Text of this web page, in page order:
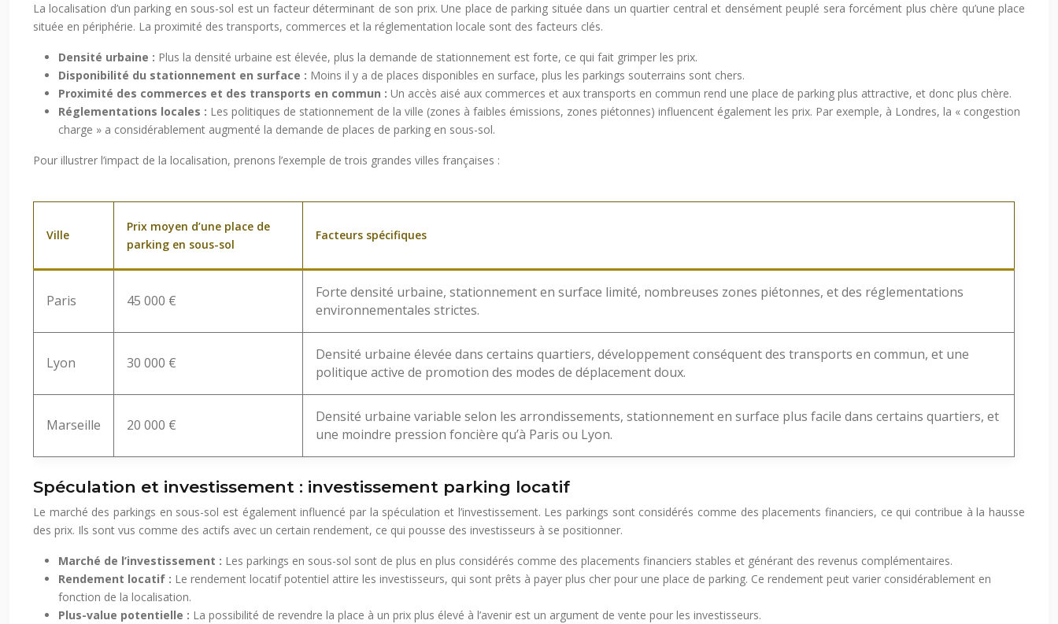
La localisation d’un parking en sous-sol est un facteur déterminant de son prix. Une place de parking située dans un quartier central et densément peuplé sera forcément plus chère qu’une place
située en périphérie. La proximité des transports, commerces et la réglementation locale sont des facteurs clés.
Densité urbaine : Plus la densité urbaine est élevée, plus la demande de stationnement est forte, ce qui fait grimper les prix.
Disponibilité du stationnement en surface : Moins il y a de places disponibles en surface, plus les parkings souterrains sont chers.
Proximité des commerces et des transports en commun : Un accès aisé aux commerces et aux transports en commun rend une place de parking plus attractive, et donc plus chère.
Réglementations locales : Les politiques de stationnement de la ville (zones à faibles émissions, zones piétonnes) influencent également les prix. Par exemple, à Londres, la « congestion
charge » a considérablement augmenté la demande de places de parking en sous-sol.
Pour illustrer l’impact de la localisation, prenons l’exemple de trois grandes villes françaises :
Ville
Prix moyen d’une place de
parking en sous-sol
Facteurs spécifiques
Paris 45 000 €
Forte densité urbaine, stationnement en surface limité, nombreuses zones piétonnes, et des réglementations
environnementales strictes.
Lyon 30 000 €
Densité urbaine élevée dans certains quartiers, développement conséquent des transports en commun, et une
politique active de promotion des modes de déplacement doux.
Marseille 20 000 €
Densité urbaine variable selon les arrondissements, stationnement en surface plus facile dans certains quartiers, et
une moindre pression foncière qu’à Paris ou Lyon.
Spéculation et investissement : investissement parking locatif
Le marché des parkings en sous-sol est également influencé par la spéculation et l’investissement. Les parkings sont considérés comme des placements financiers, ce qui contribue à la hausse
des prix. Ils sont vus comme des actifs avec un certain rendement, ce qui pousse des investisseurs à se positionner.
Marché de l’investissement : Les parkings en sous-sol sont de plus en plus considérés comme des placements financiers stables et générant des revenus complémentaires.
Rendement locatif : Le rendement locatif potentiel attire les investisseurs, qui sont prêts à payer plus cher pour une place de parking. Ce rendement peut varier considérablement en
fonction de la localisation.
Plus-value potentielle : La possibilité de revendre la place à un prix plus élevé à l’avenir est un argument de vente pour les investisseurs.